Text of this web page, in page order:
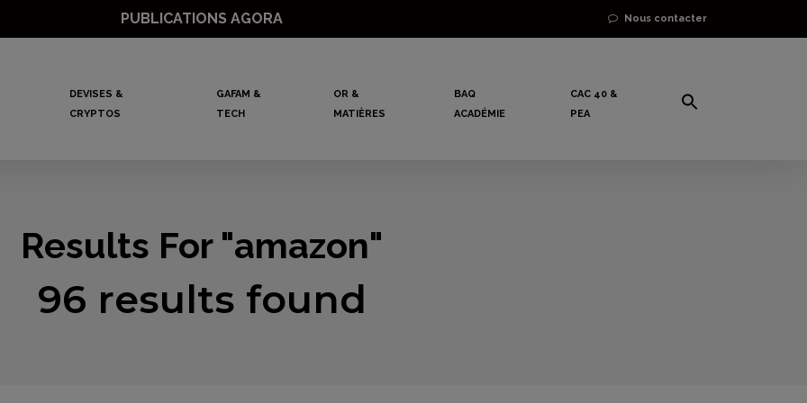
PUBLICATIONS AGORA Nous contacter
DEVISES &
CRYPTOS
GAFAM &
TECH
OR &
MATIÈRES
BAQ
ACADÉMIE
CAC 40 &
PEA
Results For "amazon"
96 results found